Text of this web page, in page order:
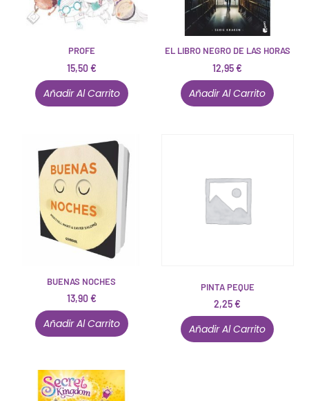
PROFE
15,50€
Añadir Al Carrito
EL LIBRO NEGRO DE LAS HORAS
12,95€
Añadir Al Carrito
BUENAS NOCHES
13,90€
Añadir Al Carrito
PINTA PEQUE
2,25€
Añadir Al Carrito